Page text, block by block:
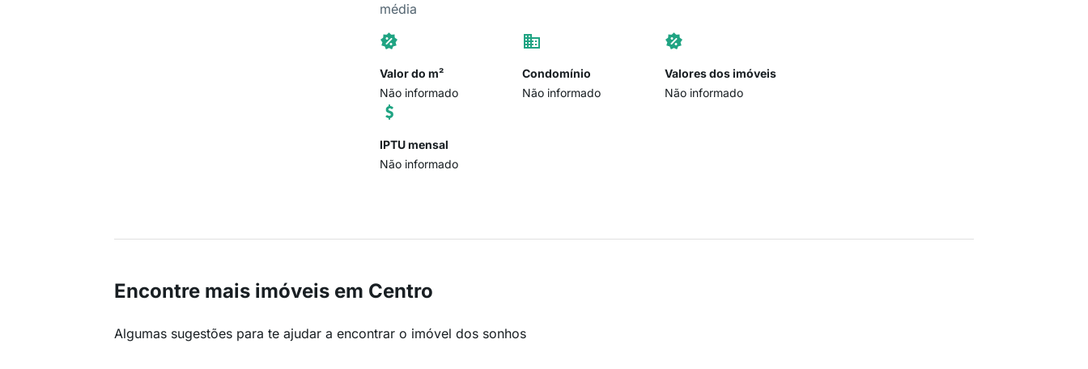
média
Valor do m²
Não informado
Condomínio
Não informado
Valores dos imóveis
Não informado
IPTU mensal
Não informado
Encontre mais imóveis em Centro
Algumas sugestões para te ajudar a encontrar o imóvel dos sonhos